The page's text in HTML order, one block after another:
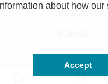
気になる求人
Co Ltd.All
about how our
Accept